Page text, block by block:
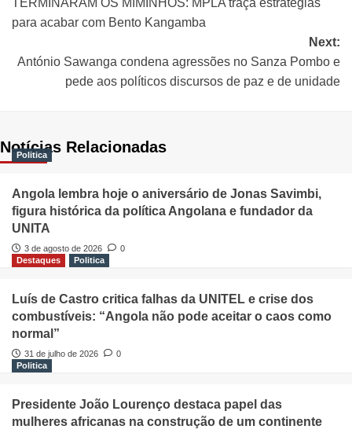
TERMINARAM OS MIMINHOS: MPLA traça estratégias
para acabar com Bento Kangamba
Next:
António Sawanga condena agressões no Sanza Pombo e
pede aos políticos discursos de paz e de unidade
Notícias Relacionadas
Politica
Angola lembra hoje o aniversário de Jonas Savimbi,
figura histórica da política Angolana e fundador da
UNITA
3 de agosto de 2026
0
Destaques
Politica
Luís de Castro critica falhas da UNITEL e crise dos
combustíveis: “Angola não pode aceitar o caos como
normal”
31 de julho de 2026
0
Politica
Presidente João Lourenço destaca papel das
mulheres africanas na construção de um continente